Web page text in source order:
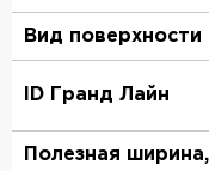
Вид поверхности
ID Гранд Лайн
Полезная